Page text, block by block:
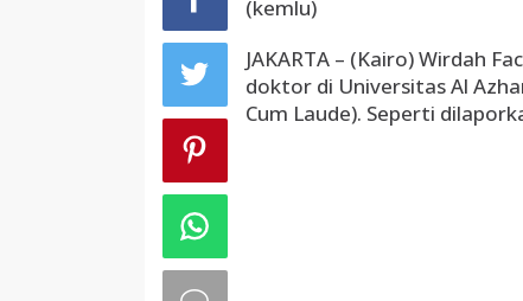
(kemlu)
JAKARTA – (Kairo) Wirdah
doktor di Universitas Al
Cum Laude). Seperti